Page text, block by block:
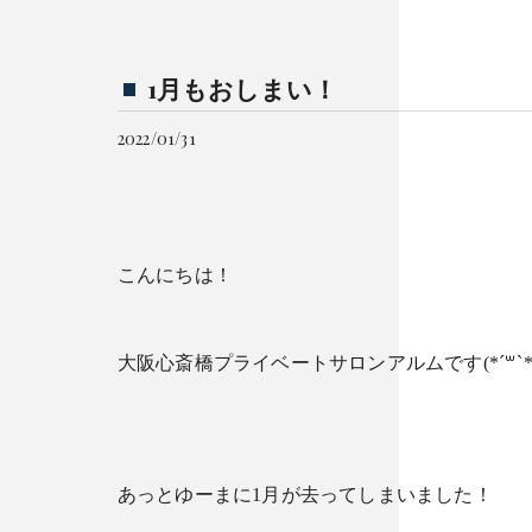
1月もおしまい！
2022/01/31
こんにちは！
大阪心斎橋プライベートサロンアルムです
あっとゆーまに1月が去ってしまいました！